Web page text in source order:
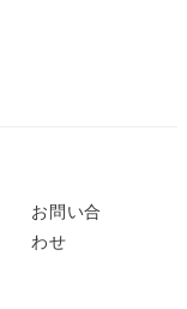
お問い合
わせ